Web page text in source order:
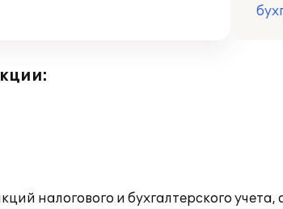
налогового и бухгалтерского